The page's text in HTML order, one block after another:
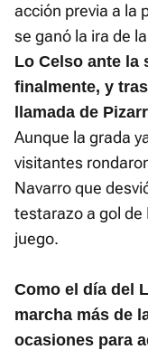
acción previa a la
se ganó la ira de
Lo Celso ante la
finalmente, y
llamada de
Aunque la grada
visitantes
Navarro que
testarazo a gol de
juego.
Como el día del
marcha más de
ocasiones para